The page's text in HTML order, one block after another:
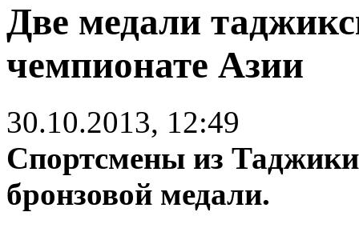
Две медали
чемпионате Азии
30.10.2013, 12:49
Спортсмены из
бронзовой медали.